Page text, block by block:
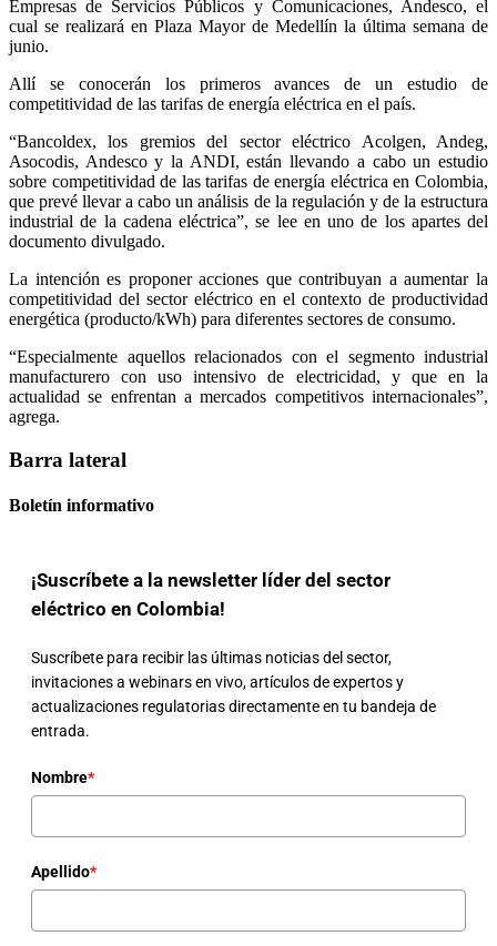
Empresas de Servicios Públicos y Comunicaciones, Andesco, el
cual se realizará en Plaza Mayor de Medellín la última semana de
junio.
Allí se conocerán los primeros avances de un estudio de
competitividad de las tarifas de energía eléctrica en el país.
“Bancoldex, los gremios del sector eléctrico Acolgen, Andeg,
Asocodis, Andesco y la ANDI, están llevando a cabo un estudio
sobre competitividad de las tarifas de energía eléctrica en Colombia,
que prevé llevar a cabo un análisis de la regulación y de la estructura
industrial de la cadena eléctrica”, se lee en uno de los apartes del
documento divulgado.
La intención es proponer acciones que contribuyan a aumentar la
competitividad del sector eléctrico en el contexto de productividad
energética (producto/kWh) para diferentes sectores de consumo.
“Especialmente aquellos relacionados con el segmento industrial
manufacturero con uso intensivo de electricidad, y que en la
actualidad se enfrentan a mercados competitivos internacionales”,
agrega.
Barra lateral
Boletín informativo
¡Suscríbete a la newsletter líder del sector
eléctrico en Colombia!
Suscríbete para recibir las últimas noticias del sector,
invitaciones a webinars en vivo, artículos de expertos y
actualizaciones regulatorias directamente en tu bandeja de
entrada.
Nombre*
Apellido*